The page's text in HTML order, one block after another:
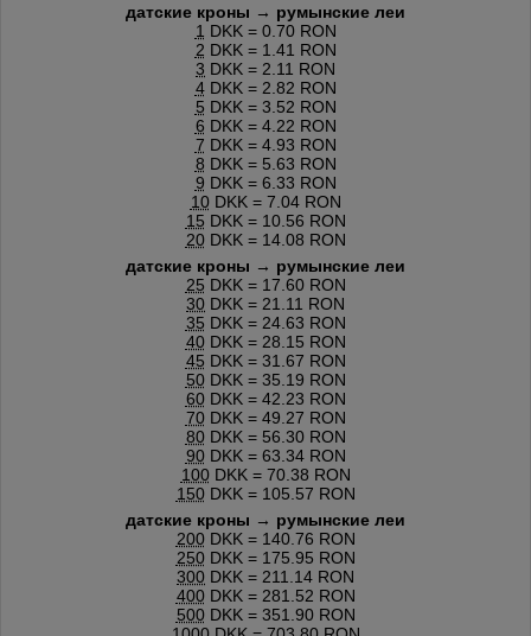
датские кроны → румынские леи
1 DKK = 0.70 RON
2 DKK = 1.41 RON
3 DKK = 2.11 RON
4DKK = 2.82 RON
5 DKK = 3.52 RON
6 DKK = 4.22 RON
7 DKK = 4.93 RON
8 DKK = 5.63 RON
9 DKK = 6.33 RON
10DKK = 7.04 RON
15 DKK = 10.56 RON
20DKK = 14.08 RON
датские кроны → румынские леи
25 DKK = 17.60 RON
30 DKK = 21.11 RON
35 DKK = 24.63 RON
40DKK = 28.15 RON
45 DKK = 31.67 RON
50DKK = 35.19 RON
60DKK = 42.23 RON
70DKK = 49.27 RON
80DKK = 56.30 RON
90DKK = 63.34 RON
100DKK = 70.38 RON
150DKK = 105.57 RON
датские кроны → румынские леи
200DKK = 140.76 RON
250DKK = 175.95 RON
300 DKK = 211.14 RON
400DKK = 281.52 RON
500DKK = 351.90 RON